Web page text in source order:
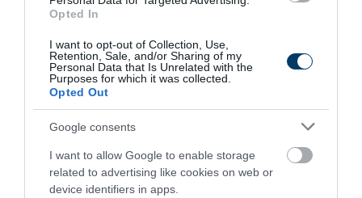
Opted In
I want to opt-out of Collection, Use,
Retention, Sale, and/or Sharing of my
Personal Data that Is Unrelated with the
Purposes for which it was collected.
Opted Out
Google consents
I want to allow Google to enable storage
related to advertising like cookies on web or
device identifiers in apps.
One Teaspoon And All The Worms In The Body
Die Instantly
273 99 264